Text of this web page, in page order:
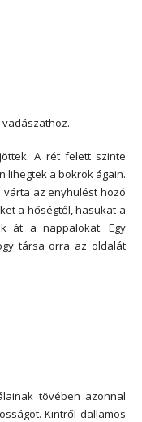
vadászathoz.
A rét felett szinte
lihegtek a bokrok ágain.
az enyhülést hozó
a hőségtől, hasukat a
át a nappalokat. Egy
társa orra az oldalát
tövében azonnal
Kintről dallamos